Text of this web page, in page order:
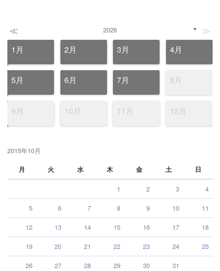
≪ 2026 ▼ ≫
1月 2月 3月 4月
5月 6月 7月 8月
9月 10月 11月 12月
2015年10月
月
火 水 木 金 土 日
1 2 3 4
5 6 7 8 9 10 11
12 13 14 15 16 17 18
19 20 21 22 23 24 25
26 27 28 29 30 31